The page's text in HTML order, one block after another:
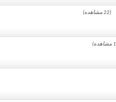
(22 مشاهده)